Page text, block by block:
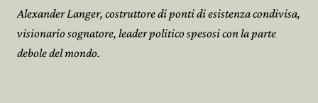
Alexander Langer, costruttore di ponti di esistenza condivisa,
visionario sognatore, leader politico spesosi con la parte
debole del mondo.